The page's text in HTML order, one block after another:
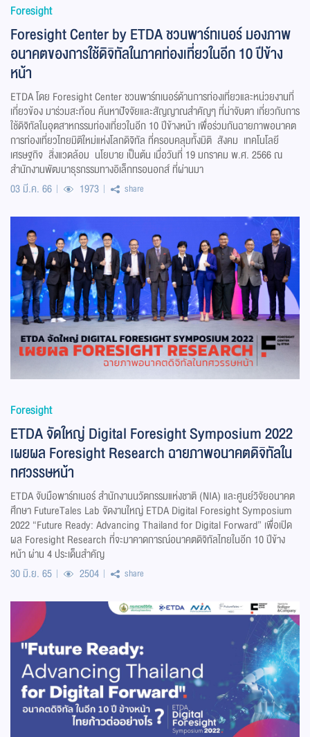
Foresight
Foresight Center by ETDA ชวนพาร์ทเนอร์ มองภาพ
อนาคตของการใช้ดิจิทัลในภาคท่องเที่ยวในอีก 10 ปีข้าง
หน้า
ETDA โดย Foresight Center ชวนพาร์ทเนอร์ด้านการท่องเที่ยวและหน่วยงานที่
เกี่ยวข้อง มาร่วมสะท้อน ค้นหาปัจจัยและสัญญาณสำคัญๆ ที่น่าจับตา เกี่ยวกับการ
ใช้ดิจิทัลในอุตสาหกรรมท่องเที่ยวในอีก 10 ปีข้างหน้า เพื่อร่วมกันฉายภาพอนาคต
การท่องเที่ยวไทยมิติใหม่แห่งโลกดิจิทัล ที่ครอบคลุมทั้งมิติ สังคม เทคโนโลยี
เศรษฐกิจ สิ่งแวดล้อม นโยบาย เป็นต้น เมื่อวันที่ 19 มกราคม พ.ศ. 2566 ณ
สำนักงานพัฒนาธุรกรรมทางอิเล็กทรอนอกส์ ที่ผ่านมา​
03 มี.ค. 66
1973 share
Foresight
ETDA จัดใหญ่ Digital Foresight Symposium 2022
เผยผล Foresight Research ฉายภาพอนาคตดิจิทัลใน
ทศวรรษหน้า
ETDA จับมือพาร์ทเนอร์ สำนักงานนวัตกรรมแห่งชาติ (NIA) และศูนย์วิจัยอนาคต
ศึกษา FutureTales Lab จัดงานใหญ่ ETDA Digital Foresight Symposium
2022 “Future Ready: Advancing Thailand for Digital Forward” เพื่อเปิด
ผล Foresight Research ที่จะมาคาดการณ์อนาคตดิจิทัลไทยในอีก 10 ปีข้าง
หน้า ผ่าน 4 ประเด็นสำคัญ
30 มิ.ย. 65
2504 share